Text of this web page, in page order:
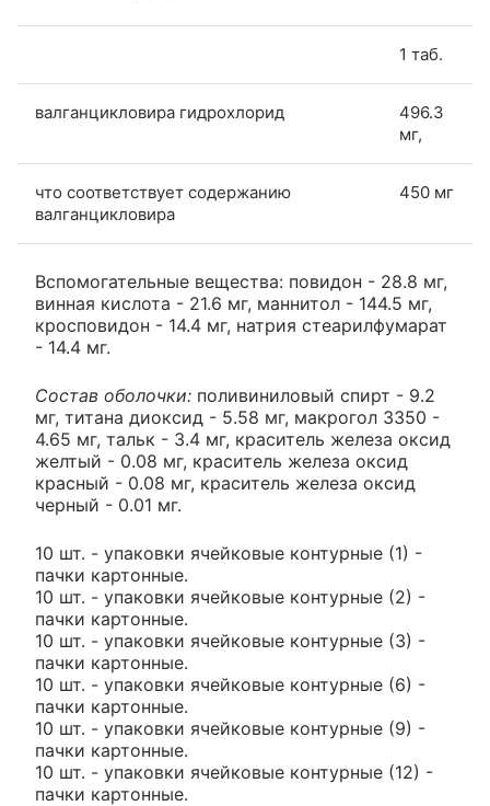
1 таб.
валганцикловира гидрохлорид
496.3
мг,
что соответствует содержанию
валганцикловира
450 мг
Вспомогательные вещества: повидон - 28.8 мг,
винная кислота - 21.6 мг, маннитол - 144.5 мг,
кросповидон - 14.4 мг, натрия стеарилфумарат
- 14.4 мг.
Состав оболочки: поливиниловый спирт - 9.2
мг, титана диоксид - 5.58 мг, макрогол 3350 -
4.65 мг, тальк - 3.4 мг, краситель железа оксид
желтый - 0.08 мг, краситель железа оксид
красный - 0.08 мг, краситель железа оксид
черный - 0.01 мг.
10 шт. - упаковки ячейковые контурные (1) -
пачки картонные.
10 шт. - упаковки ячейковые контурные (2) -
пачки картонные.
10 шт. - упаковки ячейковые контурные (3) -
пачки картонные.
10 шт. - упаковки ячейковые контурные (6) -
пачки картонные.
10 шт. - упаковки ячейковые контурные (9) -
пачки картонные.
10 шт. - упаковки ячейковые контурные (12) -
пачки картонные.